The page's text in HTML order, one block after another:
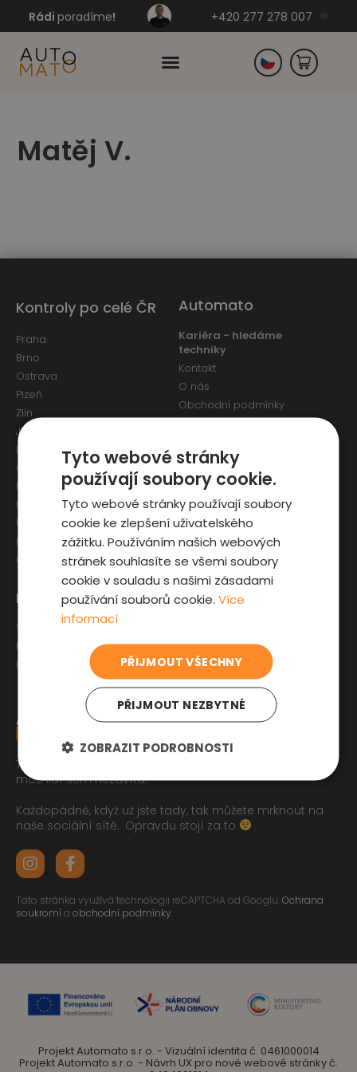
Rádi poradíme! +420 277 278 007
Matěj V.
Tak jste se pročetli až sem dolu jo? To zasluhuje respekt,
moc lidí sem nezavítá.
Každopádně, když už jste tady, tak můžete mrknout na
naše sociální sítě. Opravdu stojí za to
Tato stránka využívá technologii reCAPTCHA od Googlu.Ochrana
soukromía obchodní podmínky.
Pro zákazníky
Výběr auta
Fyzická kontrola auta
Prověrka historie
Zajímavosti
Kupní smlouva na auto
Jak registrovat auto
Sleva pro IZS
Automato
Kariéra - hledáme
techniky
Kontakt
O nás
Obchodní podmínky
Kontroly po celé ČR
Praha
Brno
Ostrava
Plzeň
Zlín
Jihlava
Liberec
Olomouc
Pardubice
Karlovy Vary
Ústí nad Labem
Hradec Králové
České Budějovice
Projekt Automato s.r.o. - Vizuální identita č. 0461000014
Projekt Automato s.r.o. - Návrh UX pro nové webové stránky č.
Tyto webové stránky
používají soubory cookie.
Tyto webové stránky používají soubory
cookie ke zlepšení uživatelského
zážitku. Používáním našich webových
stránek souhlasíte se všemi soubory
cookie v souladu s našimi zásadami
používání souborů cookie.Více
informací
PŘIJMOUT VŠECHNY
PŘIJMOUT NEZBYTNÉ
ZOBRAZIT PODROBNOSTI